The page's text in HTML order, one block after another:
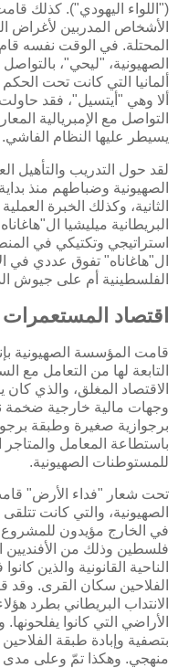
("اللواء اليهودي"). كذلك
الأشخاص المدربين لأغراض
المحتلة. في الوقت نفسه
الصهيونية، "ليحي"، بالتواصل
ألمانيا التي كانت تحت الحكم
ألا وهي "أيتسيل"، فقد
التواصل مع الإمبريالية
يسيطر عليها النظام الفاشي.
لقد حول التدريب والتأهيل
الثانية، وكذلك الخبرة
البريطانية ميليشيا
ال"هاغاناه" تفوق عددي في
الفلسطينية أم على جيوش
اقتصاد
قامت المؤسسة الصهيونية
التابعة لها من التعامل مع
الاقتصاد المغلق، والذي
وجهات مالية خارجية ضخمة
برجوازية صغيرة وطبقة
باستطاعة المعامل
للمستوطنات الصهيونية.
تحت شعار "فداء الأرض"
الصهيونية، والتي كانت
في الخارج مؤيدون
فلسطين وذلك من الأفنديين
الناحية القانونية والذين
الفلاحين سكان القرى.
الانتداب البريطاني بطرد
الأراضي التي كانوا
بتصفية وإبادة طبقة